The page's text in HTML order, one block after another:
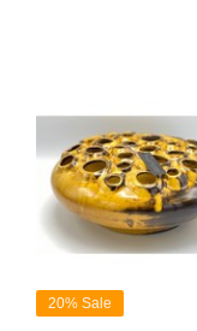
20% Sale